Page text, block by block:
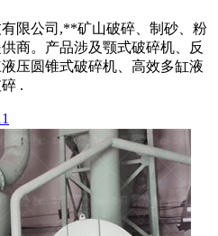
限公司,**矿山破碎、制砂、粉
商。产品涉及颚式破碎机、反
压圆锥式破碎机、高效多缸液
.